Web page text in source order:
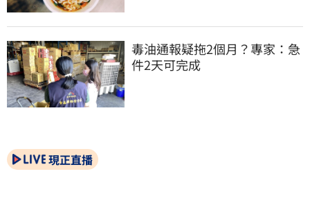
毒油通報疑拖2個月？專家：急
件2天可完成
現正直播